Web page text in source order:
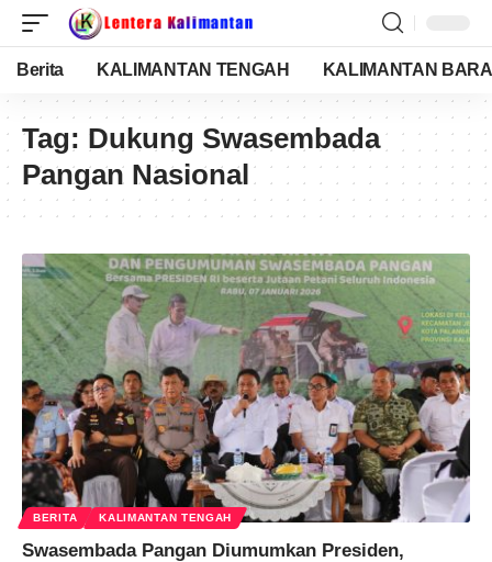
Berita KALIMANTAN TENGAH KALIMANTAN
Tag: Dukung Swasembada
Pangan Nasional
BERITA KALIMANTAN TENGAH
Swasembada Pangan Diumumkan Presiden,